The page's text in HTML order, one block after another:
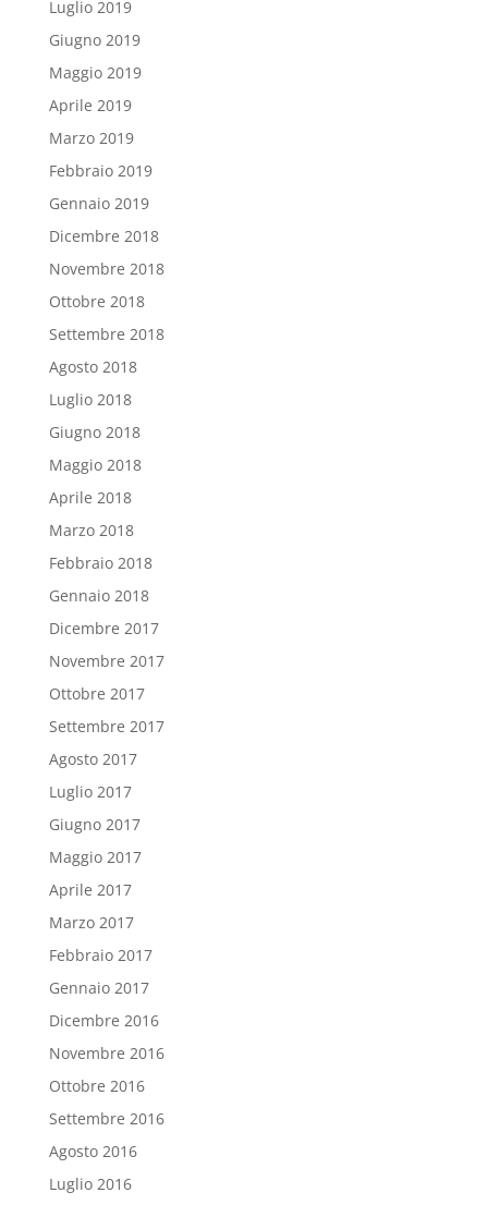
Luglio 2019
Giugno 2019
Maggio 2019
Aprile 2019
Marzo 2019
Febbraio 2019
Gennaio 2019
Dicembre 2018
Novembre 2018
Ottobre 2018
Settembre 2018
Agosto 2018
Luglio 2018
Giugno 2018
Maggio 2018
Aprile 2018
Marzo 2018
Febbraio 2018
Gennaio 2018
Dicembre 2017
Novembre 2017
Ottobre 2017
Settembre 2017
Agosto 2017
Luglio 2017
Giugno 2017
Maggio 2017
Aprile 2017
Marzo 2017
Febbraio 2017
Gennaio 2017
Dicembre 2016
Novembre 2016
Ottobre 2016
Settembre 2016
Agosto 2016
Luglio 2016